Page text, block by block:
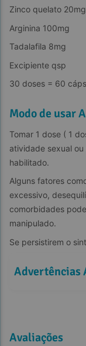
Zinco quelato 20mg
Arginina 100mg
Tadalafila 8mg
Excipiente qsp
30 doses = 60
Modo de usar
Tomar 1 dose ( 1
atividade sexual
habilitado.
Alguns fatores
excessivo,
comorbidades
manipulado.
Se persistirem o
Advertências
Avaliações